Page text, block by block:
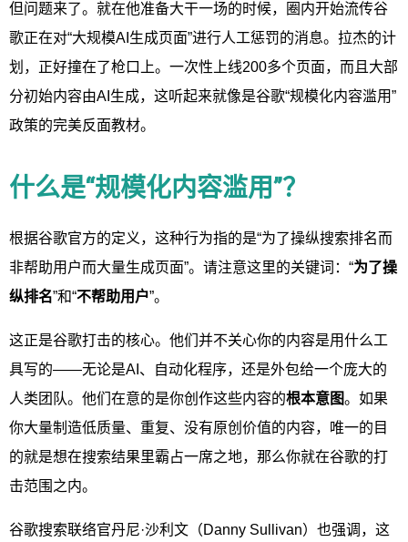
但问题来了。就在他准备大干一场的时候，圈内开始流传谷
歌正在对“大规模AI生成页面”进行人工惩罚的消息。拉杰的计
划，正好撞在了枪口上。一次性上线200多个页面，而且大部
分初始内容由AI生成，这听起来就像是谷歌“规模化内容滥用”
政策的完美反面教材。
什么是“规模化内容滥用”？
根据谷歌官方的定义，这种行为指的是“为了操纵搜索排名而
非帮助用户而大量生成页面”。请注意这里的关键词：“为了操
纵排名”和“不帮助用户”。
这正是谷歌打击的核心。他们并不关心你的内容是用什么工
具写的——无论是AI、自动化程序，还是外包给一个庞大的
人类团队。他们在意的是你创作这些内容的根本意图。如果
你大量制造低质量、重复、没有原创价值的内容，唯一的目
的就是想在搜索结果里霸占一席之地，那么你就在谷歌的打
击范围之内。
谷歌搜索联络官丹尼·沙利文（Danny Sullivan）也强调，这